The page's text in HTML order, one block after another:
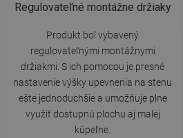
Regulovateľné montážne držiaky
Produkt bol vybavený
regulovateľnými montážnymi
držiakmi. S ich pomocou je presné
nastavenie výšky upevnenia na stenu
ešte jednoduchšie a umožňuje plne
využiť dostupnú plochu aj malej
kúpeľne.